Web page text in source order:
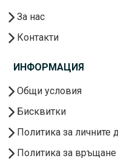
За нас
Контакти
ИНФОРМАЦИЯ
Общи условия
Бисквитки
Политика за личните
Политика за